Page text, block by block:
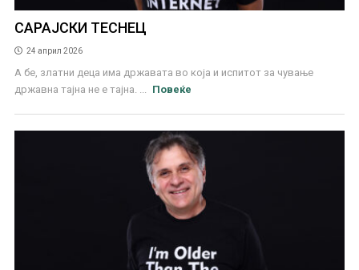
САРАЈСКИ ТЕСНЕЦ
24 април 2026
А бе, златни деца има државата во која и испитот за чување
државна тајна не е тајна. ...
Повеќе